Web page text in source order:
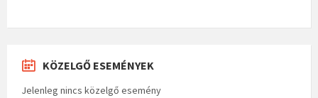
KÖZELGŐ ESEMÉNYEK
Jelenleg nincs közelgő esemény